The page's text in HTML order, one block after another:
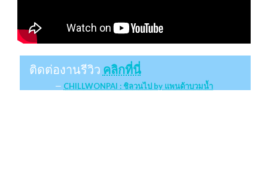
ติดต่องานรีวิว คลิกที่นี่
CHILLWONPAI : ชิลวนไป by แพนด้าบวมน้ำ